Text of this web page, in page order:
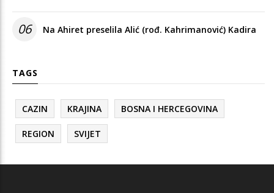
06 Na Ahiret preselila Alić (rođ. Kahrimanović) Kadira
TAGS
CAZIN KRAJINA BOSNA I HERCEGOVINA
REGION SVIJET